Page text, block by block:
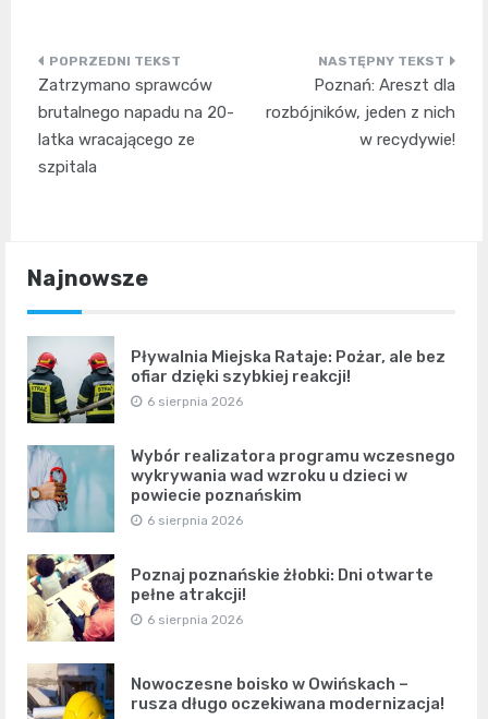
Nawigacja
wpisu
Zatrzymano sprawców
brutalnego napadu na 20-
latka wracającego ze
szpitala
Poznań: Areszt dla
rozbójników, jeden z nich
w recydywie!
Najnowsze
Pływalnia Miejska Rataje: Pożar, ale bez
ofiar dzięki szybkiej reakcji!
6 sierpnia 2026
Wybór realizatora programu wczesnego
wykrywania wad wzroku u dzieci w
powiecie poznańskim
6 sierpnia 2026
Poznaj poznańskie żłobki: Dni otwarte
pełne atrakcji!
6 sierpnia 2026
Nowoczesne boisko w Owińskach –
rusza długo oczekiwana modernizacja!